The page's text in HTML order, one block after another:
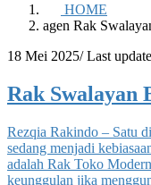
HOME
agen Rak
18 Mei 2025/ Last
Rak Swalayan
Rezqia Rakindo – Satu
sedang menjadi
adalah Rak Toko
keunggulan jika